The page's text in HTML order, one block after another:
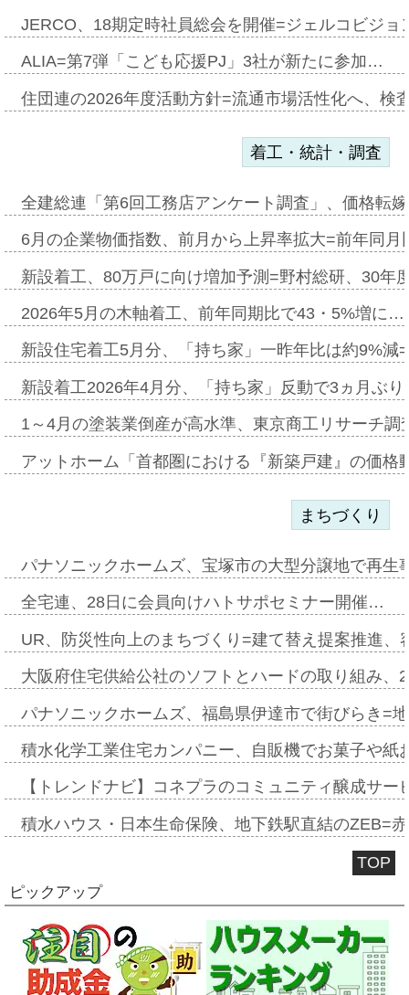
JERCO、18期定時社員総会を開催=ジェルコビジ
ALIA=第7弾「こども応援PJ」3社が新たに参加…
住団連の2026年度活動方針=流通市場活性化へ、検
着工・統計・調査
全建総連「第6回工務店アンケート調査」、価格転
6月の企業物価指数、前月から上昇率拡大=前年同
新設着工、80万戸に向け増加予測=野村総研、30年
2026年5月の木軸着工、前年同期比で43・5%増に…
新設住宅着工5月分、「持ち家」一昨年比は約9%
新設着工2026年4月分、「持ち家」反動で3ヵ月ぶ
1～4月の塗装業倒産が高水準、東京商工リサーチ
アットホーム「首都圏における『新築戸建』の価
まちづくり
パナソニックホームズ、宝塚市の大型分譲地で再
全宅連、28日に会員向けハトサポセミナー開催…
UR、防災性向上のまちづくり=建て替え提案推進
大阪府住宅供給公社のソフトとハードの取り組み
パナソニックホームズ、福島県伊達市で街びらき=
積水化学工業住宅カンパニー、自販機でお菓子や
【トレンドナビ】コネプラのコミュニティ醸成サ
積水ハウス・日本生命保険、地下鉄駅直結のZEB=
TOP
ピックアップ